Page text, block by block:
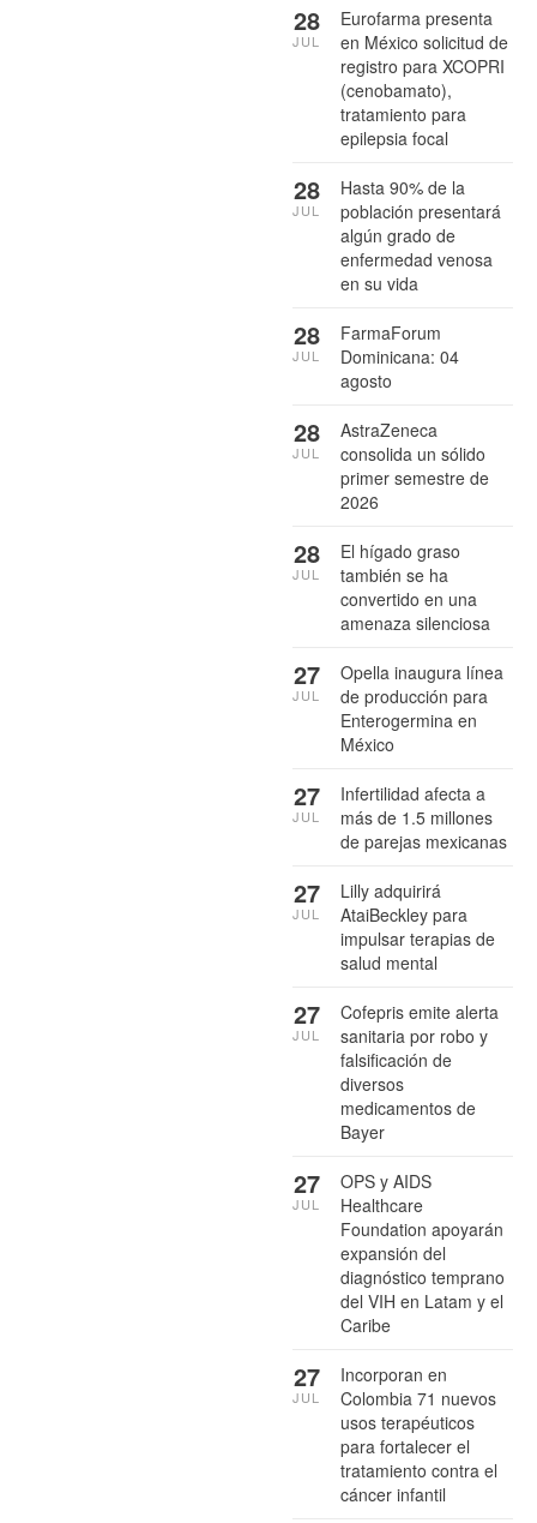
Eurofarma presenta
en México solicitud de
registro para XCOPRI
(cenobamato),
tratamiento para
epilepsia focal
28
JUL
Hasta 90% de la
población presentará
algún grado de
enfermedad venosa
en su vida
28
JUL
FarmaForum
Dominicana: 04
agosto
28
JUL
AstraZeneca
consolida un sólido
primer semestre de
2026
28
JUL
El hígado graso
también se ha
convertido en una
amenaza silenciosa
28
JUL
Opella inaugura línea
de producción para
Enterogermina en
México
27
JUL
Infertilidad afecta a
más de 1.5 millones
de parejas mexicanas
27
JUL
Lilly adquirirá
AtaiBeckley para
impulsar terapias de
salud mental
27
JUL
Cofepris emite alerta
sanitaria por robo y
falsificación de
diversos
medicamentos de
Bayer
27
JUL
OPS y AIDS
Healthcare
Foundation apoyarán
expansión del
diagnóstico temprano
del VIH en Latam y el
Caribe
27
JUL
Incorporan en
Colombia 71 nuevos
usos terapéuticos
para fortalecer el
tratamiento contra el
cáncer infantil
27
JUL